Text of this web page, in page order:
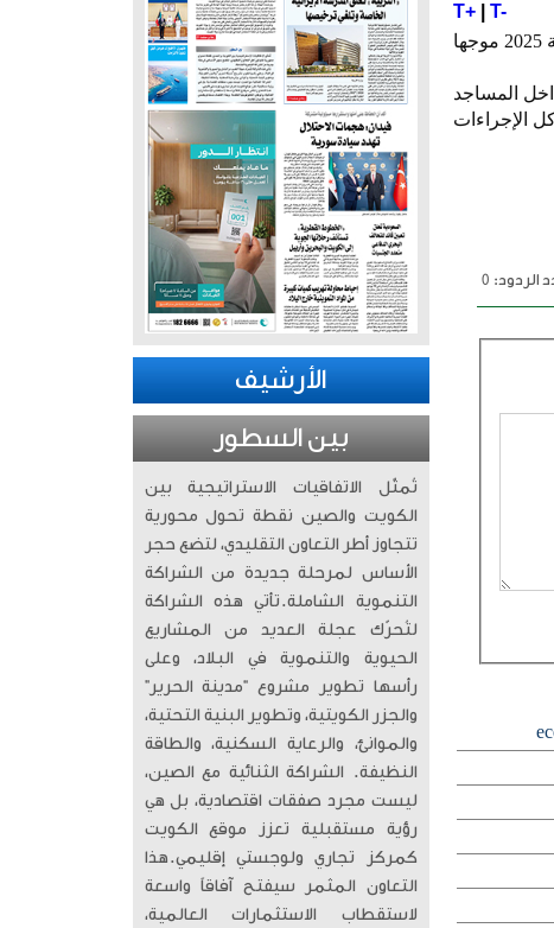
T+| T-
أصدر وكيل وزارة الشؤون الإسلامية المساعد لقطاع المساجد م. بدر العتيبي تعميما إداريا رقم 9 لسنة 2025 موجها
المساجد
الإجراءات
الردود: 0
الأرشيف
بين السطور
تُمثّل الاتفاقيات الاستراتيجية بين
الكويت والصين نقطة تحول محورية
تتجاوز أطر التعاون التقليدي، لتضع حجر
الأساس لمرحلة جديدة من الشراكة
التنموية الشاملة. ​تأتي هذه الشراكة
لتُحرّك عجلة العديد من المشاريع
الحيوية والتنموية في البلاد، وعلى
رأسها تطوير مشروع “مدينة الحرير”
والجزر الكويتية، وتطوير البنية التحتية،
والموانئ، والرعاية السكنية، والطاقة
النظيفة. الشراكة الثنائية مع الصين،
ليست مجرد صفقات اقتصادية، بل هي
رؤية مستقبلية تعزز موقع الكويت
كمركز تجاري ولوجستي إقليمي. ​هذا
التعاون المثمر سيفتح آفاقاً واسعة
لاستقطاب الاستثمارات العالمية،